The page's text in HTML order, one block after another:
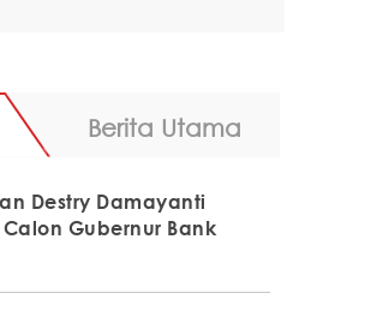
Berita Utama
Destry Damayanti
Calon Gubernur Bank